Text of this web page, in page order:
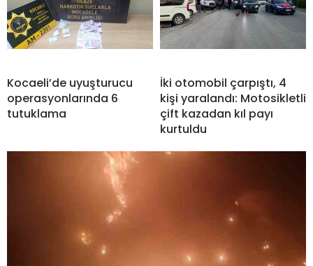
Kocaeli’de uyuşturucu
operasyonlarında 6
tutuklama
İki otomobil çarpıştı, 4
kişi yaralandı: Motosikletli
çift kazadan kıl payı
kurtuldu